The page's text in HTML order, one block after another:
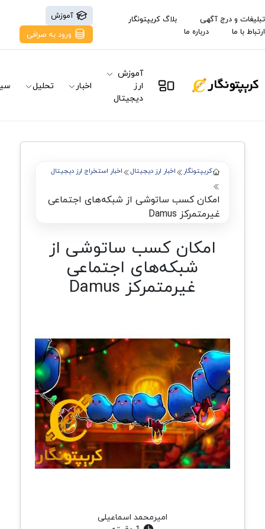
تبلیغات و درج آگهی
بلاگ کریپتونگار
ارتباط با ما
درباره ما
آموزش
ورود به صرافی
آموزش
ارز
دیجیتال
اخبار تحلیل
کریپتونگار اخبار ارز دیجیتال اخبار استخراج ارز دیجیتال
امکان کسب ساتوشی از شبکه‌های اجتماعی
غیرمتمرکز Damus
امکان کسب ساتوشی از
شبکه‌های اجتماعی
غیرمتمرکز Damus
امیرمحمد اسماعیلی